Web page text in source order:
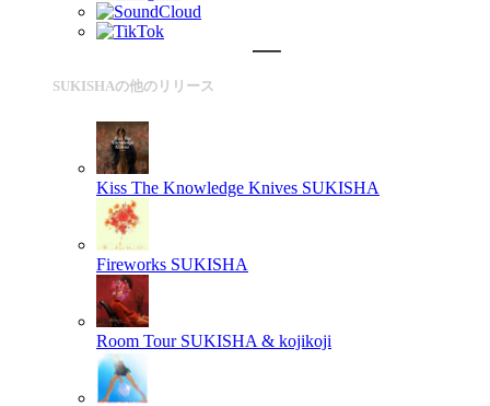
SUKISHAの他のリリース
Kiss The Knowledge Knives SUKISHA
Fireworks SUKISHA
Room Tour SUKISHA & kojikoji